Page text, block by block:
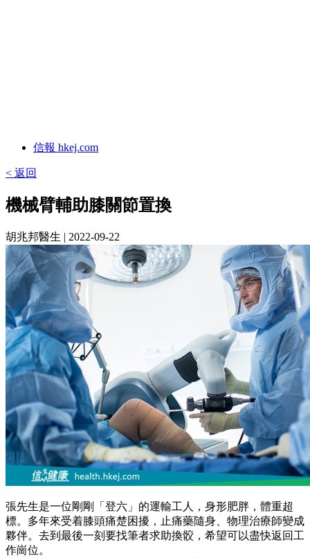
信報 hkej.com
< 返回
機械臂輔助膝關節置換
胡兆邦醫生 | 2022-09-22
張先生是一位剛剛「登六」的運輸工人，身形肥胖，體重超
標。多年來受着膝頭痛楚困擾，止痛藥隨身、物理治療師變成
夥伴。去到最後一刻要找筆者求助換骹，希望可以盡快返回工
作崗位。